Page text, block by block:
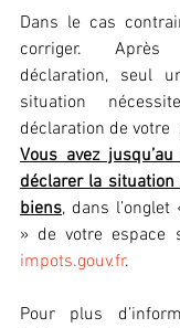
Dans le cas
corriger.
déclaration, seul
situation
déclaration de votre
Vous avez
déclarer la situation
biens, dans
impots.gouv.fr.
Pour plus